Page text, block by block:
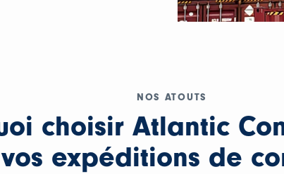
NOS ATOUTS
choisir Atlantic
expéditions de